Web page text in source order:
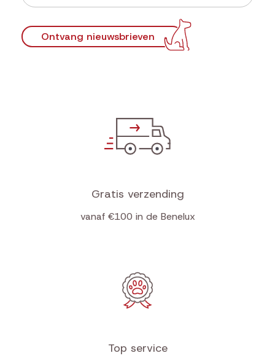
Ontvang nieuwsbrieven
Gratis verzending
vanaf €100 in de Benelux
Top service